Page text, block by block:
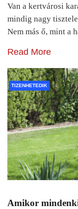
Van a kertvárosi
mindig nagy
Nem más ő, mint a
Read More
TIZENHETEDIK
Amikor